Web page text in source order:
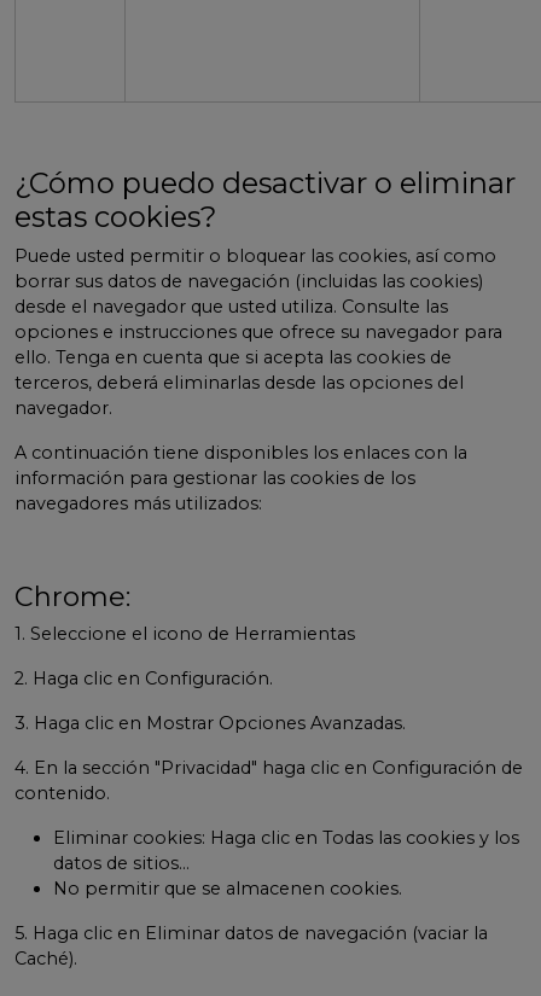
¿Cómo puedo desactivar o eliminar
estas cookies?
Puede usted permitir o bloquear las cookies, así como
borrar sus datos de navegación (incluidas las cookies)
desde el navegador que usted utiliza. Consulte las
opciones e instrucciones que ofrece su navegador para
ello. Tenga en cuenta que si acepta las cookies de
terceros, deberá eliminarlas desde las opciones del
navegador.
A continuación tiene disponibles los enlaces con la
información para gestionar las cookies de los
navegadores más utilizados:
Chrome:
1. Seleccione el icono de Herramientas
2. Haga clic en Configuración.
3. Haga clic en Mostrar Opciones Avanzadas.
4. En la sección "Privacidad" haga clic en Configuración de
contenido.
Eliminar cookies: Haga clic en Todas las cookies y los
datos de sitios…
No permitir que se almacenen cookies.
5. Haga clic en Eliminar datos de navegación (vaciar la
Caché).